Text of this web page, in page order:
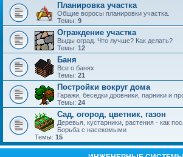
Планировка участка
Общие воросы планировки участка.
Темы: 9
Ограждение участка
Выды оград. Что лучше? Как делать?
Темы: 12
Баня
Все о банях
Темы: 21
Постройки вокруг дома
Гаражи, беседки дровники, парники и
Темы: 24
Сад, огород, цветник, газон
Деревья, кустарники, растения - как
Борьба с насекомыми
Темы: 15